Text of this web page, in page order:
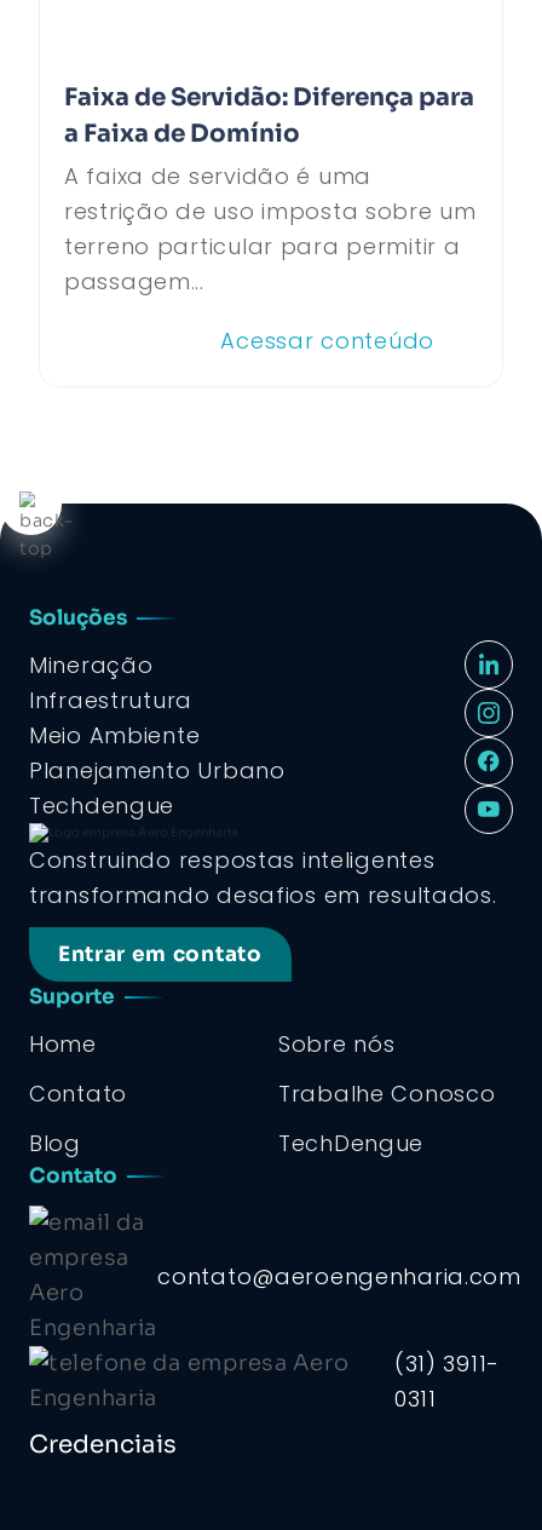
Faixa de Servidão: Diferença para
a Faixa de Domínio
A faixa de servidão é uma
restrição de uso imposta sobre um
terreno particular para permitir a
passagem...
Acessar conteúdo
Construindo respostas inteligentes
transformando desafios em resultados.
Entrar em contato
Suporte
Home
Sobre nós
Contato
Trabalhe Conosco
Blog
TechDengue
Contato
contato@aeroengenharia.com
(31) 3911-
0311
Credenciais
Soluções
Mineração
Infraestrutura
Meio Ambiente
Planejamento Urbano
Techdengue